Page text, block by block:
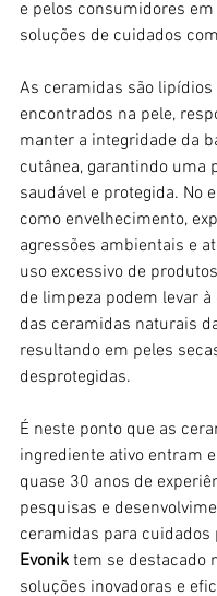
e pelos consumidores
soluções de cuidados
As ceramidas são
encontrados na pele,
manter a integridade da
cutânea, garantindo uma
saudável e protegida. No
como envelhecimento,
agressões ambientais e
uso excessivo de
de limpeza podem levar
das ceramidas naturais
resultando em peles
desprotegidas.
É neste ponto que as
ingrediente ativo entram
quase 30 anos de
pesquisas e
ceramidas para cuidados
Evonik tem se destacado
soluções inovadoras e